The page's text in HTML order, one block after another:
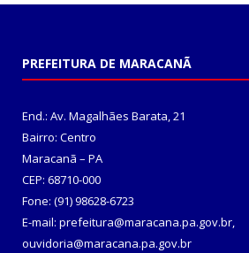
PREFEITURA DE MARACANÃ
End.: Av. Magalhães Barata, 21
Bairro: Centro
Maracanã – PA
CEP: 68710-000
Fone: (91) 98628-6723
E-mail: prefeitura@maracana.pa.gov.br,
ouvidoria@maracana.pa.gov.br